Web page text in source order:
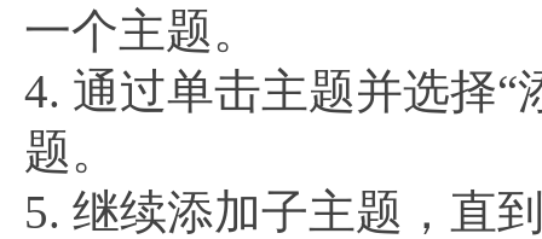
一个主题。
4. 通过单击主题并选择
题。
5. 继续添加子主题，直